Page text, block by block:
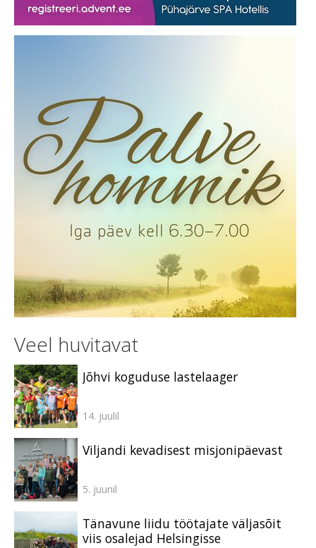
Veel huvitavat
Jõhvi koguduse lastelaager
14. juulil
Viljandi kevadisest misjonipäevast
5. juunil
Tänavune liidu töötajate väljasõit
viis osalejad Helsingisse